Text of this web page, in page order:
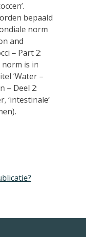
bepaald
norm
and
– Part 2:
norm is in
‘Water –
– Deel 2:
‘intestinale’